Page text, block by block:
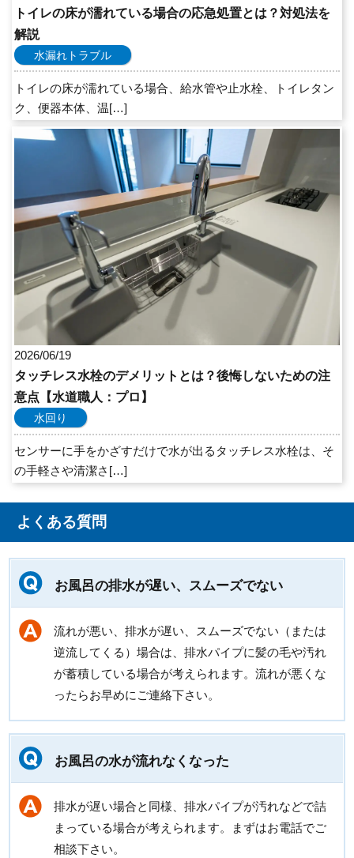
トイレの床が濡れている場合の応急処置とは？対処法を
解説
水漏れトラブル
トイレの床が濡れている場合、給水管や止水栓、トイレタン
ク、便器本体、温[…]
2026/06/19
タッチレス水栓のデメリットとは？後悔しないための注
意点【水道職人：プロ】
水回り
センサーに手をかざすだけで水が出るタッチレス水栓は、そ
の手軽さや清潔さ[…]
よくある質問
お風呂の排水が遅い、スムーズでない
流れが悪い、排水が遅い、スムーズでない（または
逆流してくる）場合は、排水パイプに髪の毛や汚れ
が蓄積している場合が考えられます。流れが悪くな
ったらお早めにご連絡下さい。
お風呂の水が流れなくなった
排水が遅い場合と同様、排水パイプが汚れなどで詰
まっている場合が考えられます。まずはお電話でご
相談下さい。